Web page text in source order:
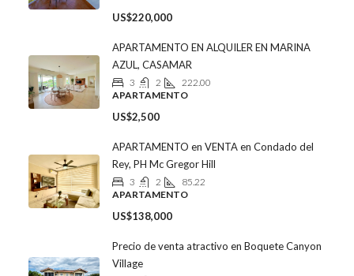
US$220,000
APARTAMENTO EN ALQUILER EN MARINA
AZUL, CASAMAR
3 2
222.00
APARTAMENTO
US$2,500
APARTAMENTO en VENTA en Condado del
Rey, PH Mc Gregor Hill
3 2
85.22
APARTAMENTO
US$138,000
Precio de venta atractivo en Boquete Canyon
Village